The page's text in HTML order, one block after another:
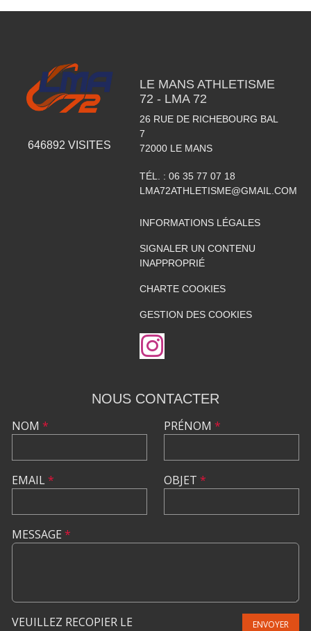
646892 VISITES
LE MANS ATHLETISME
72 - LMA 72
26 RUE DE RICHEBOURG BAL
7
72000 LE MANS
TÉL. : 06 35 77 07 18
LMA72ATHLETISME@GMAIL.COM
INFORMATIONS LÉGALES
SIGNALER UN CONTENU
INAPPROPRIÉ
CHARTE COOKIES
GESTION DES COOKIES
NOUS CONTACTER
NOM *
EMAIL*
PRÉNOM *
OBJET *
MESSAGE *
VEUILLEZ RECOPIER LE ENVOYER